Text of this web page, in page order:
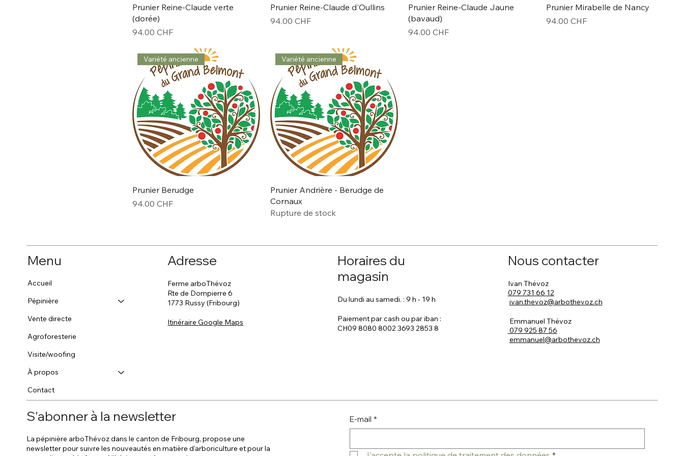
Prunier Reine-Claude verte
(dorée)
Prix
94.00 CHF
Prunier Reine-Claude d'Oullins
Prix
94.00 CHF
Prunier Reine-Claude Jaune
(bavaud)
Prix
94.00 CHF
Prunier Mirabelle de Nancy
Prix
94.00 CHF
Variété ancienne
Prunier Berudge
Prix
94.00 CHF
Variété ancienne
Prunier Andrière - Berudge de
Cornaux
Rupture de stock
Menu
Accueil
Pépinière
Vente directe
Agroforesterie
Visite/woofing
À propos
Contact
Adresse
Ferme arboThévoz
Rte de Dompierre 6
1773 Russy (Fribourg)
Itinéraire Google Maps
Horaires du
magasin
Du lundi au samedi. : 9 h - 19 h
Paiement par cash ou par iban :
CH09 8080 8002 3693 2853 8
Nous contacter
Ivan Thévoz
079 731 66 12
ivan.thevoz@arbothevoz.ch
Emmanuel Thévoz
079 925 87 56
emmanuel@arbothevoz.ch
S'abonner à la newsletter
La pépinière arboThévoz dans le canton de Fribourg, propose une
newsletter pour suivre les nouveautés en matière d'arboriculture et pour la
E-mail *